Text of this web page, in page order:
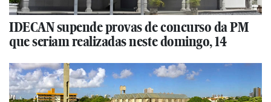
IDECAN supende provas de concurso da PM
que seriam realizadas neste domingo, 14